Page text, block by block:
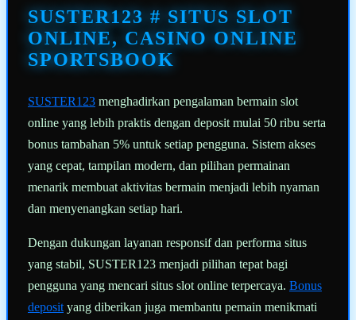
halaman
yang
sama.
SUSTER123 # SITUS SLOT
ONLINE, CASINO ONLINE
SPORTSBOOK
SUSTER123 menghadirkan pengalaman bermain slot
online yang lebih praktis dengan deposit mulai 50 ribu serta
bonus tambahan 5% untuk setiap pengguna. Sistem akses
yang cepat, tampilan modern, dan pilihan permainan
menarik membuat aktivitas bermain menjadi lebih nyaman
dan menyenangkan setiap hari.
Dengan dukungan layanan responsif dan performa situs
yang stabil, SUSTER123 menjadi pilihan tepat bagi
pengguna yang mencari situs slot online terpercaya. Bonus
deposit yang diberikan juga membantu pemain menikmati